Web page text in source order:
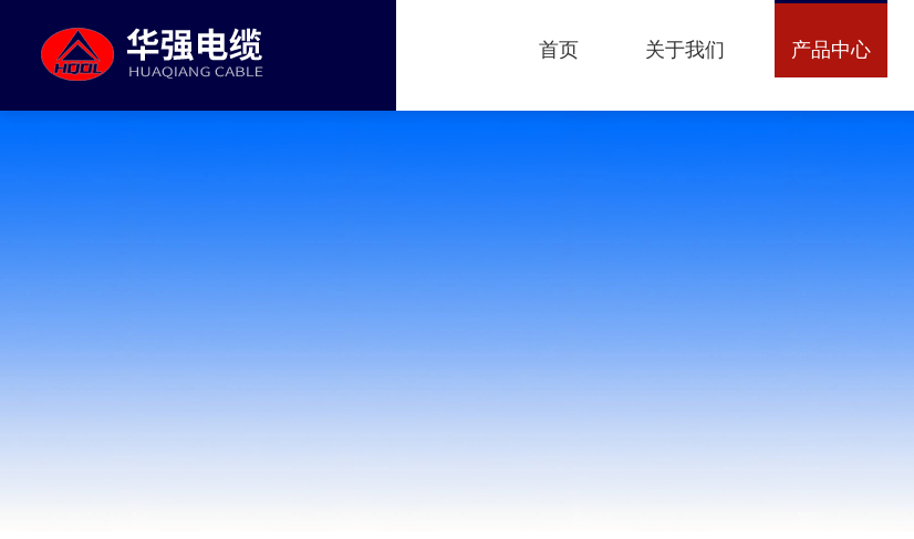
首页 关于我们 产品中心